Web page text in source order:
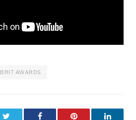
BRIT AWARDS
Facebook Pinterest